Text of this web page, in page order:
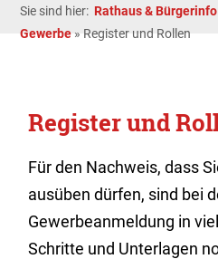
Sie sind hier: Rathaus & Bürgerinfo
Gewerbe» Register und Rollen
Register und
Für den Nachweis, dass
ausüben dürfen, sind bei
Gewerbeanmeldung in
Schritte und Unterlagen